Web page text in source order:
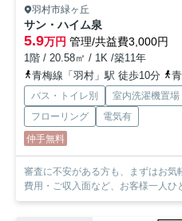
羽村市緑ヶ丘
サン・ハイム泉
5.9万円 管理/共益費3,000円
1階 / 20.58㎡ / 1K /築11年
青梅線「羽村」駅 徒歩10分
バス・トイレ別 室内洗濯機置場
フローリング
電気有
仲手無料
審査に不安がある方も、まずはお気軽にご相
費用・ご収入面など、お客様一人ひ